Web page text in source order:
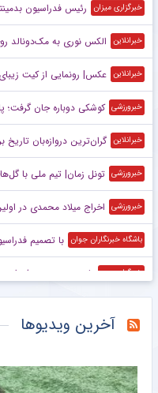
خبرگزاری میزان رئیس فدراسیون بدمینتون: قول مدال نمی‌دهم، اما
خبرانلاین الکس نوری به مک‌دونالد
خبرانلاین عکس| رونمایی از کیت
خبرورزشی کوشکی دوباره جان گرفت؛
خبرانلاین گران‌ترین دروازه‌بان تاریخ
خبرورزشی تونل زمان| تیم ملی با گل‌های
خبرورزشی اخراج میلاد محمدی در
باشگاه خبرنگاران جوان با تصمیم فدراسیون
خبرگزاری مهر بازدید سرپرست فدراسیون
خبرورزشی ویدیو| اولین تصاویر
آخرین ویدیوها